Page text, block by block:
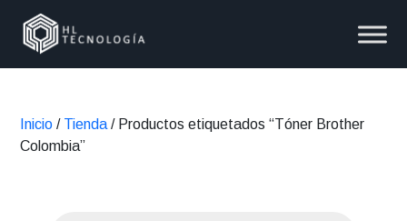
Inicio / Tienda / Productos etiquetados “Tóner Brother
Colombia”